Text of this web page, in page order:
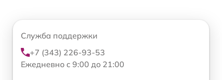
Служба поддержки
+7 (343) 226-93-53
Ежедневно с 9:00 до 21:00